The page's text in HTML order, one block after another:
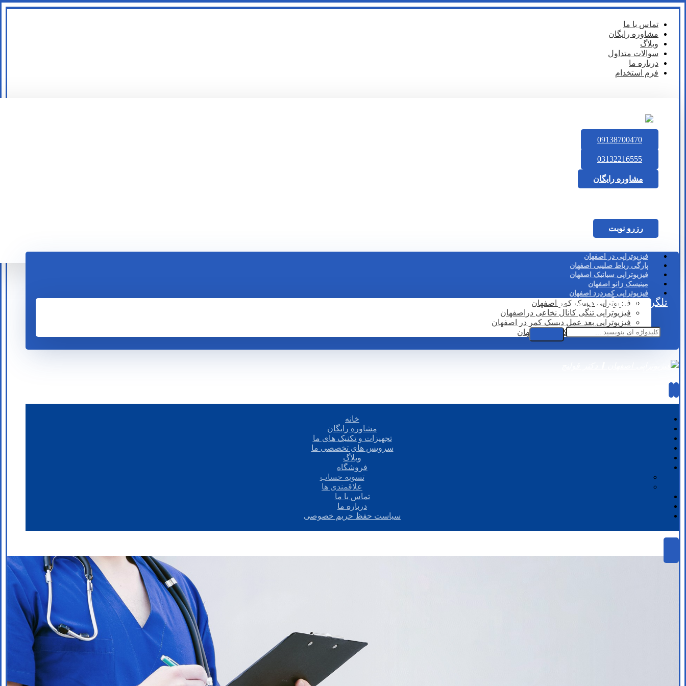
تماس با ما
مشاوره رایگان
وبلاگ
سوالات متداول
درباره ما
فرم استخدام
09138700470
03132216555
مشاوره رایگان
رزرو نوبت
فیزیوتراپی در اصفهان
پارگی رباط صلیبی اصفهان
فیزیوتراپی سیاتیک اصفهان
مینیسک زانو اصفهان
فیزیوتراپی کمردرد اصفهان
فیزیوتراپی دیسک کمر اصفهان
فیزیوتراپی تنگی کانال نخاعی دراصفهان
فیزیوتراپی بعد عمل دیسک کمر در اصفهان
لیزر درمانی دیسک کمر در اصفهان
تلگرام اینستاگرام واتساپ
خانه
مشاوره رایگان
تجهیزات و تکنیک های ما
سرویس های تخصصی ما
وبلاگ
فروشگاه
تسویه حساب
علاقمندی ها
تماس با ما
درباره ما
سیاست حفظ حریم خصوصی